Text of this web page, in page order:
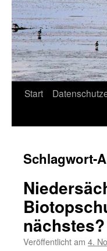
Start
Schlagwort-
nächstes?
Veröffentlicht am 4.